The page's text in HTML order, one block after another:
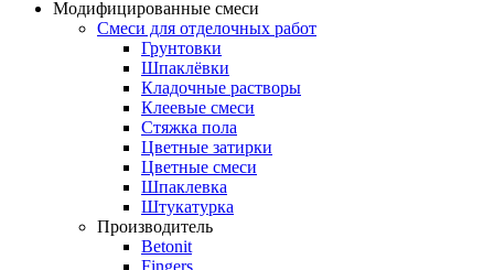
Модифицированные смеси
Смеси для отделочных работ
Грунтовки
Шпаклёвки
Кладочные растворы
Клеевые смеси
Стяжка пола
Цветные затирки
Цветные смеси
Шпаклевка
Штукатурка
Производитель
Betonit
Fingers